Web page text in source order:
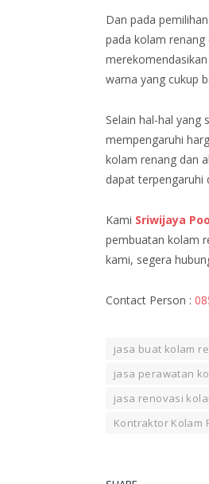
Dan pada
pada kolam
warna yang cukup
Selain hal-hal yang
mempengaruhi
kolam renang dan
dapat terpengaruhi
Kami Sriwijaya
pembuatan kolam
kami, segera
Contact Person :
jasa buat kolam
jasa perawatan
jasa renovasi
Kontraktor Kolam